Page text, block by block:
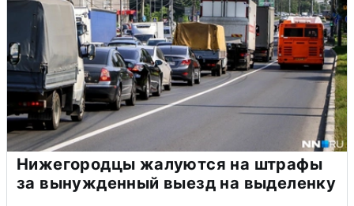
Нижегородцы жалуются на штрафы
за вынужденный выезд на выделенку